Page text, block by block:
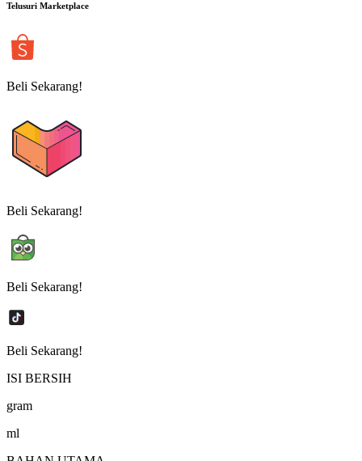
Telusuri Marketplace
Beli Sekarang!
Beli Sekarang!
Beli Sekarang!
Beli Sekarang!
ISI BERSIH
gram
ml